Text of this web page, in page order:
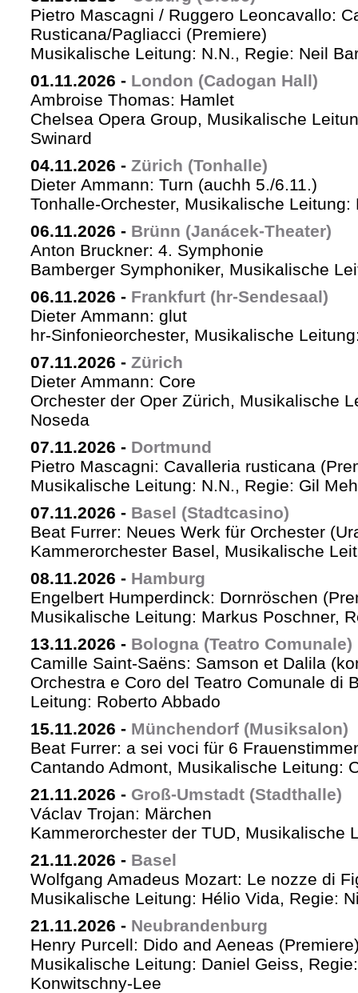
Pietro Mascagni / Ruggero Leoncavallo:
Rusticana/Pagliacci (Premiere)
Musikalische Leitung: N.N., Regie: Neil
01.11.2026 - London (Cadogan Hall)
Ambroise Thomas: Hamlet
Chelsea Opera Group, Musikalische
Swinard
04.11.2026 - Zürich (Tonhalle)
Dieter Ammann: Turn (auchh 5./6.11.)
Tonhalle-Orchester, Musikalische Leitung:
06.11.2026 - Brünn (Janácek-Theater)
Anton Bruckner: 4. Symphonie
Bamberger Symphoniker, Musikalische
06.11.2026 - Frankfurt (hr-Sendesaal)
Dieter Ammann: glut
hr-Sinfonieorchester, Musikalische
07.11.2026 - Zürich
Dieter Ammann: Core
Orchester der Oper Zürich, Musikalische
Noseda
07.11.2026 - Dortmund
Pietro Mascagni: Cavalleria rusticana
Musikalische Leitung: N.N., Regie: Gil
07.11.2026 - Basel (Stadtcasino)
Beat Furrer: Neues Werk für Orchester
Kammerorchester Basel, Musikalische
08.11.2026 - Hamburg
Engelbert Humperdinck: Dornröschen
Musikalische Leitung: Markus Poschner,
13.11.2026 - Bologna (Teatro Comunale)
Camille Saint-Saëns: Samson et Dalila
Orchestra e Coro del Teatro Comunale di
Leitung: Roberto Abbado
15.11.2026 - Münchendorf (Musiksalon)
Beat Furrer: a sei voci für 6
Cantando Admont, Musikalische Leitung:
21.11.2026 - Groß-Umstadt (Stadthalle)
Václav Trojan: Märchen
Kammerorchester der TUD, Musikalische
21.11.2026 - Basel
Wolfgang Amadeus Mozart: Le nozze di
Musikalische Leitung: Hélio Vida, Regie:
21.11.2026 - Neubrandenburg
Henry Purcell: Dido and Aeneas
Musikalische Leitung: Daniel Geiss,
Konwitschny-Lee